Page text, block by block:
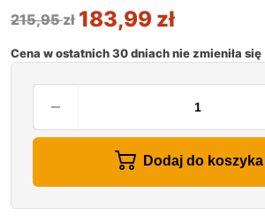
215,95zł 183,99 zł
Cena w ostatnich 30 dniach nie zmieniła się
Dodaj do koszyka